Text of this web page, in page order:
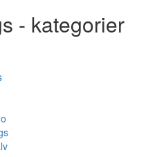
- kategorier